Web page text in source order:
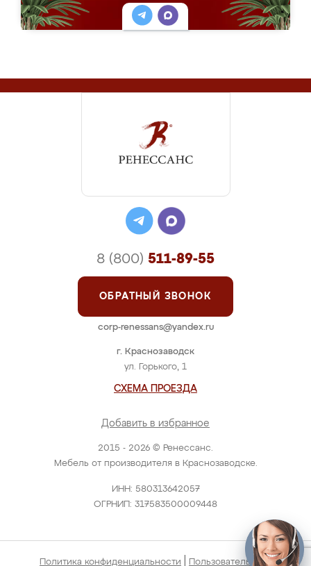
2015 - 2026 © Ренессанс.
Мебель от производителя в Краснозаводске.
ИНН: 580313642057
ОГРНИП: 317583500009448
г. Краснозаводск
ул. Горького, 1
СХЕМА ПРОЕЗДА
Добавить в избранное
8 (800) 511-89-55
ОБРАТНЫЙ ЗВОНОК
corp-renessans@yandex.ru
Политика конфиденциальности Пользовательское